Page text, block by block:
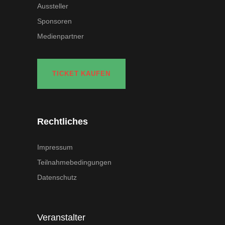
Aussteller
Sponsoren
Medienpartner
TICKET KAUFEN
Rechtliches
Impressum
Teilnahmebedingungen
Datenschutz
Veranstalter